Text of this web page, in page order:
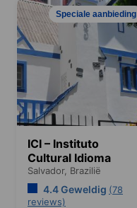
Speciale aanbieding
ICI – Instituto
Cultural Idioma
Salvador, Brazilië
4.4 Geweldig (78
reviews)